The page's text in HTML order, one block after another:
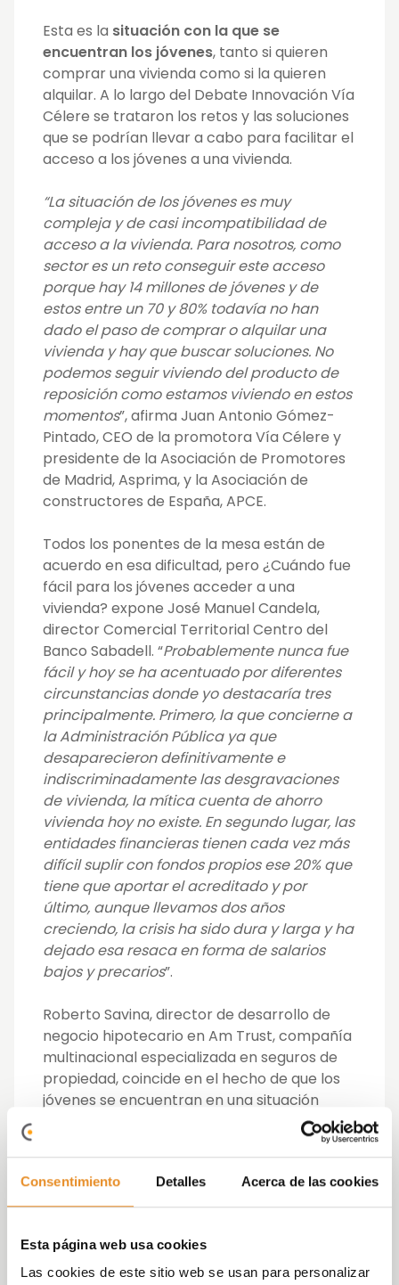
Consentimiento Detalles Acerca de las cookies
Esta página web usa cookies
Las cookies de este sitio web se usan para personalizar
Esta es la situación con la que se
encuentran los jóvenes, tanto si quieren
comprar una vivienda como si la quieren
alquilar. A lo largo del Debate Innovación Vía
Célere se trataron los retos y las soluciones
que se podrían llevar a cabo para facilitar el
acceso a los jóvenes a una vivienda.
“La situación de los jóvenes es muy
compleja y de casi incompatibilidad de
acceso a la vivienda. Para nosotros, como
sector es un reto conseguir este acceso
porque hay 14 millones de jóvenes y de
estos entre un 70 y 80% todavía no han
dado el paso de comprar o alquilar una
vivienda y hay que buscar soluciones. No
podemos seguir viviendo del producto de
reposición como estamos viviendo en estos
momentos”, afirma Juan Antonio Gómez-
Pintado,CEO de la promotora Vía Célere y
presidente de la Asociación de Promotores
de Madrid, Asprima, y la Asociación de
constructores de España, APCE.
Todos los ponentes de la mesa están de
acuerdo en esa dificultad, pero ¿Cuándo fue
fácil para los jóvenes acceder a una
vivienda? expone José Manuel Candela,
director Comercial Territorial Centro del
Banco Sabadell. “Probablemente nunca fue
fácil y hoy se ha acentuado por diferentes
circunstancias donde yo destacaría tres
principalmente. Primero, la que concierne a
la Administración Pública ya que
desaparecieron definitivamente e
indiscriminadamente las desgravaciones
de vivienda, la mítica cuenta de ahorro
vivienda hoy no existe. En segundo lugar, las
entidades financieras tienen cada vez más
difícil suplir con fondos propios ese 20% que
tiene que aportar el acreditado y por
último, aunque llevamos dos años
creciendo, la crisis ha sido dura y larga y ha
dejado esa resaca en forma de salarios
bajos y precarios”.
Roberto Savina,director de desarrollo de
negocio hipotecario en Am Trust,compañía
multinacional especializada en seguros de
propiedad,coincide en el hecho de que los
jóvenes se encuentran en una situación
“Creemos que
capacidad de pago, pero les faltan esos
ahorros para acceder a la financiación y
abogamos por una colaboración con el
pensamos que puede jugar un papel muy
importante el seguir del crédito hipotecario